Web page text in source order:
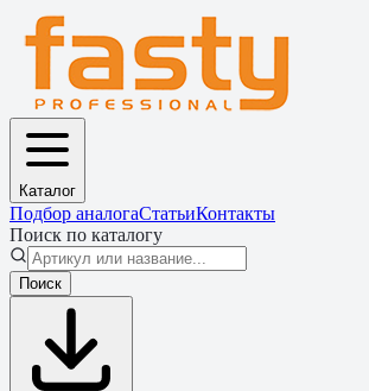
Каталог
Подбор аналогаСтатьиКонтакты
Поиск по каталогу
Поиск